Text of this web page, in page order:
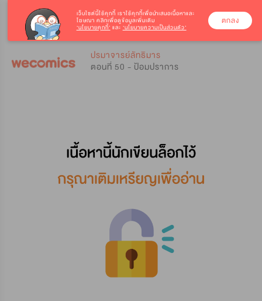
ปรมาจารย์ลัทธิมาร
ตอนที่ 50 - ป้อมปราการ
เว็บไซต์นี้ใช้คุกกี้ เราใช้คุกกี้เพื่อนำเสนอเนื้อหาและ
โฆษณา คลิกเพื่อดูข้อมูลเพิ่มเติม
‘นโยบายคุกกี้’ และ ‘นโยบายความเป็นส่วนตัว’
ตกลง